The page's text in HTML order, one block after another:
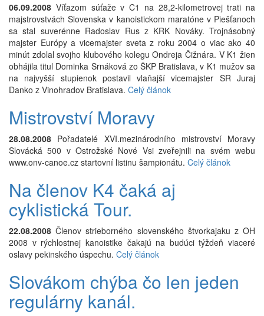
06.09.2008 Víťazom súťaže v C1 na 28,2-kilometrovej trati na
majstrovstvách Slovenska v kanoistickom maratóne v Piešťanoch
sa stal suverénne Radoslav Rus z KRK Nováky. Trojnásobný
majster Európy a vicemajster sveta z roku 2004 o viac ako 40
minút zdolal svojho klubového kolegu Ondreja Čižnára. V K1 žien
obhájila titul Dominka Srnáková zo ŠKP Bratislava, v K1 mužov sa
na najvyšší stupienok postavil vlaňajší vicemajster SR Juraj
Danko z Vinohradov Bratislava. Celý článok
Mistrovství Moravy
28.08.2008 Pořadatelé XVI.mezinárodního mistrovství Moravy
Slovácká 500 v Ostrožské Nové Vsi zveřejnili na svém webu
www.onv-canoe.cz startovní listinu šampionátu. Celý článok
Na členov K4 čaká aj
cyklistická Tour.
22.08.2008 Členov strieborného slovenského štvorkajaku z OH
2008 v rýchlostnej kanoistike čakajú na budúci týždeň viaceré
oslavy pekinského úspechu. Celý článok
Slovákom chýba čo len jeden
regulárny kanál.